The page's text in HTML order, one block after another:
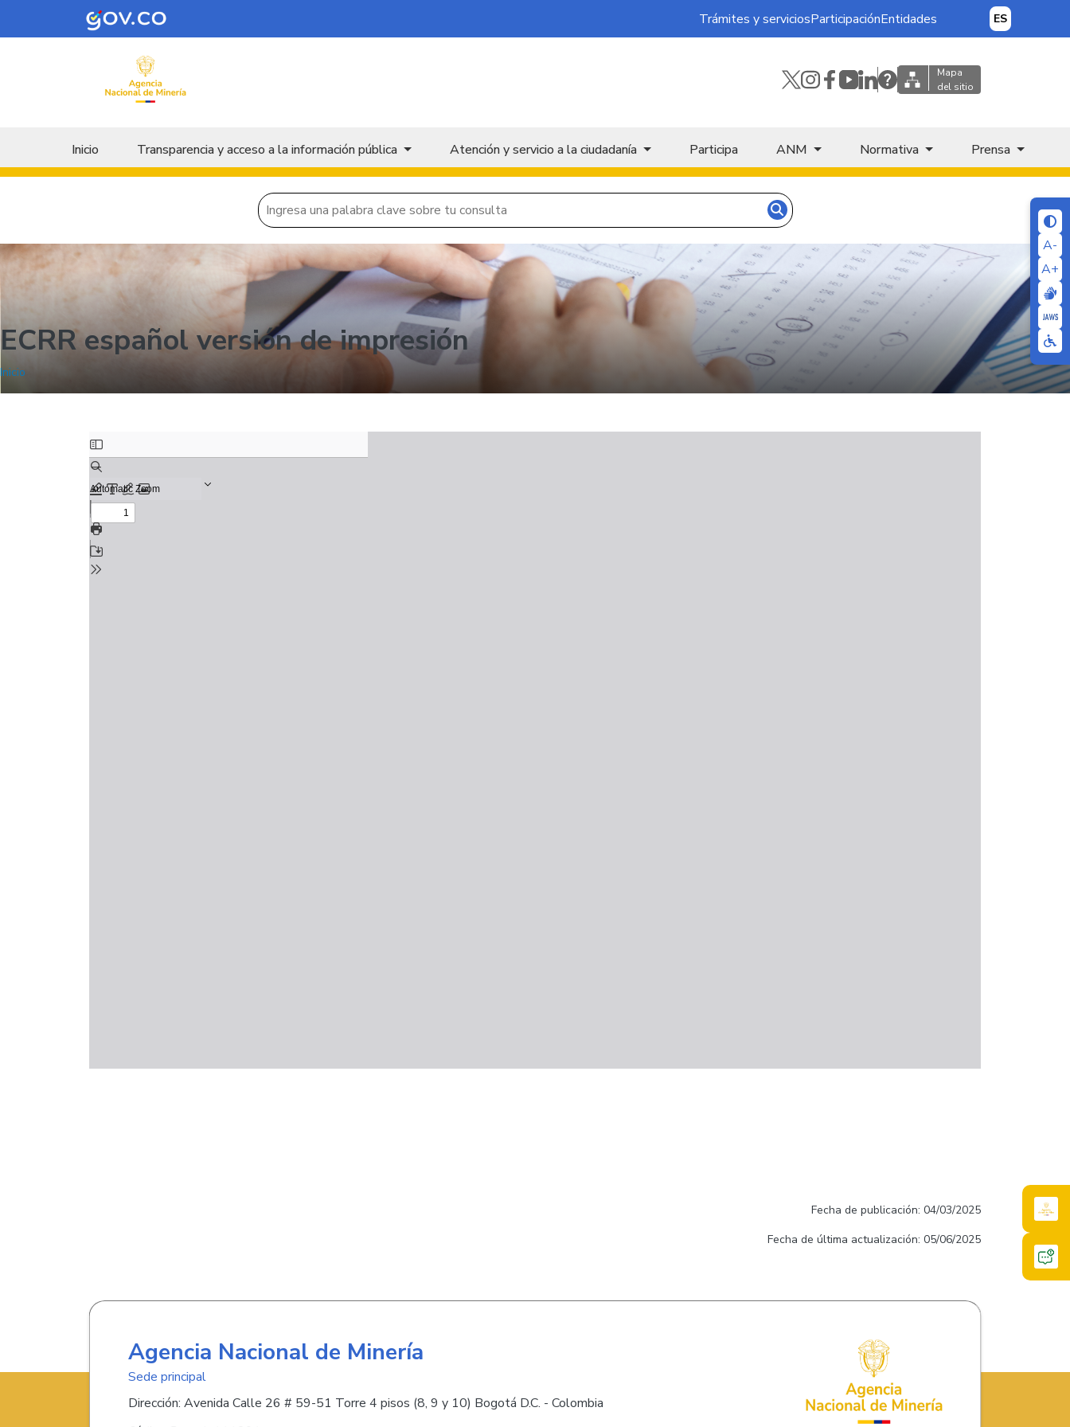
Skip to main content
A-
A+
Trámites y serviciosParticipaciónEntidades ES
Mapa
del sitio
Menu principal
Inicio Transparencia y acceso a la información pública Atención y servicio a la ciudadanía Participa ANM Normativa Prensa
ECRR español versión de impresión
Inicio
Fecha de publicación: 04/03/2025
Fecha de última actualización: 05/06/2025
Agencia Nacional de Minería
Sede principal
Dirección: Avenida Calle 26 # 59-51 Torre 4 pisos (8, 9 y 10) Bogotá D.C. - Colombia